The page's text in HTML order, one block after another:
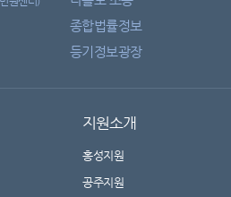
종합법률정보
등기정보광장
지원소개
홍성지원
공주지원